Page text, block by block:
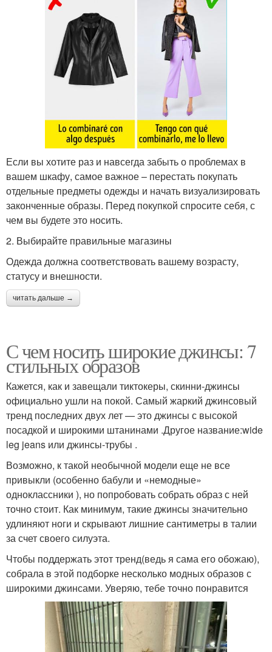
Если вы хотите раз и навсегда забыть о проблемах в
вашем шкафу, самое важное – перестать покупать
отдельные предметы одежды и начать визуализировать
законченные образы. Перед покупкой спросите себя, с
чем вы будете это носить.
2. Выбирайте правильные магазины
Одежда должна соответствовать вашему возрасту,
статусу и внешности.
читать дальше →
С чем носить широкие джинсы: 7
стильных образов
Кажется, как и завещали тиктокеры, скинни-джинсы
официально ушли на покой. Самый жаркий джинсовый
тренд последних двух лет — это джинсы с высокой
посадкой и широкими штанинами .Другое название:wide
leg jeans или джинсы-трубы .
Возможно, к такой необычной модели еще не все
привыкли (особенно бабули и «немодные»
одноклассники ), но попробовать собрать образ с ней
точно стоит. Как минимум, такие джинсы значительно
удлиняют ноги и скрывают лишние сантиметры в талии
за счет своего силуэта.
Чтобы поддержать этот тренд(ведь я сама его обожаю),
собрала в этой подборке несколько модных образов с
широкими джинсами. Уверяю, тебе точно понравится